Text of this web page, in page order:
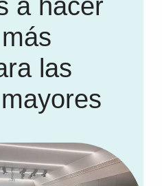
a hacer
las